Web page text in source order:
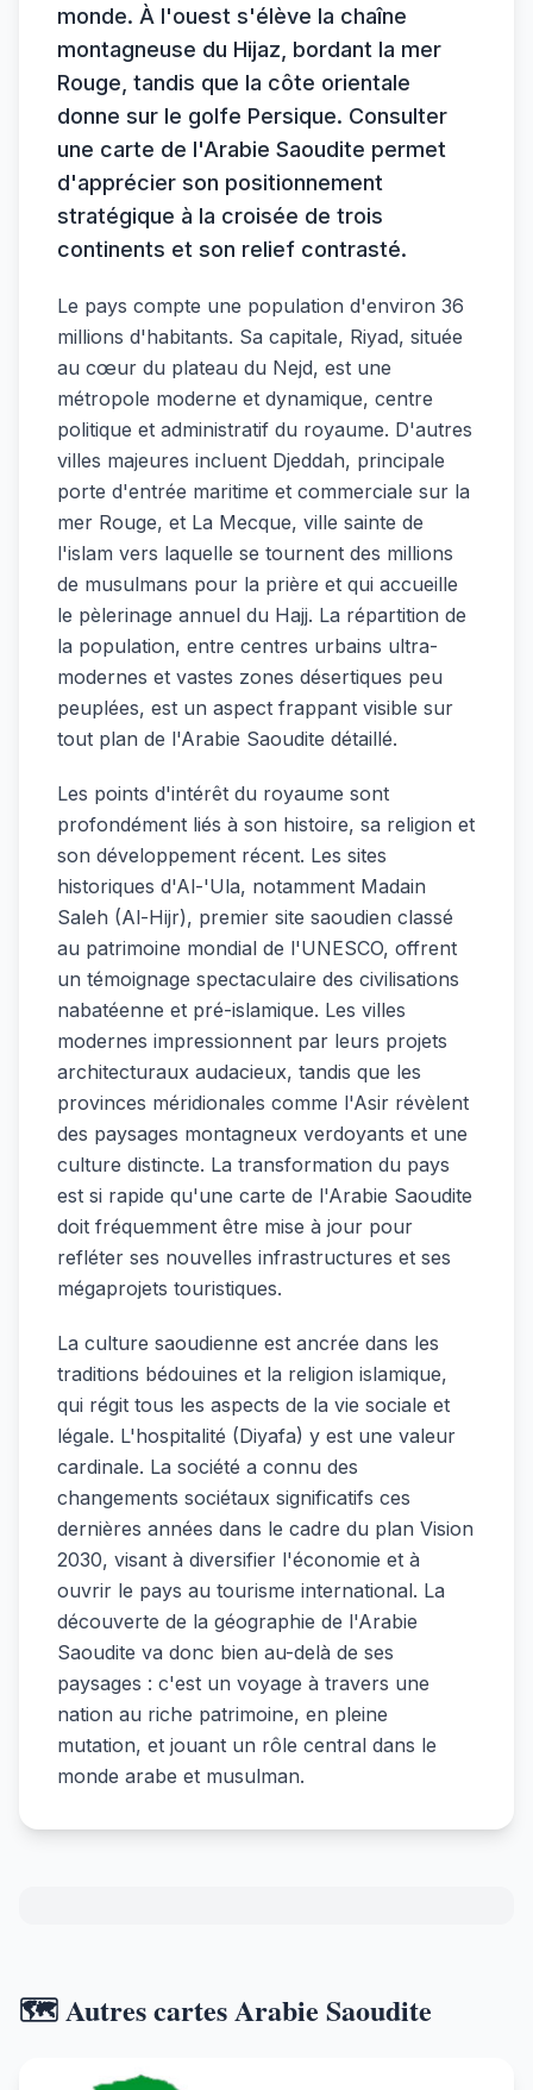
monde. À l'ouest s'élève la chaîne
montagneuse du Hijaz, bordant la mer
Rouge, tandis que la côte orientale
donne sur le golfe Persique. Consulter
une carte de l'Arabie Saoudite permet
d'apprécier son positionnement
stratégique à la croisée de trois
continents et son relief contrasté.
Le pays compte une population d'environ 36
millions d'habitants. Sa capitale, Riyad, située
au cœur du plateau du Nejd, est une
métropole moderne et dynamique, centre
politique et administratif du royaume. D'autres
villes majeures incluent Djeddah, principale
porte d'entrée maritime et commerciale sur la
mer Rouge, et La Mecque, ville sainte de
l'islam vers laquelle se tournent des millions
de musulmans pour la prière et qui accueille
le pèlerinage annuel du Hajj. La répartition de
la population, entre centres urbains ultra-
modernes et vastes zones désertiques peu
peuplées, est un aspect frappant visible sur
tout plan de l'Arabie Saoudite détaillé.
Les points d'intérêt du royaume sont
profondément liés à son histoire, sa religion et
son développement récent. Les sites
historiques d'Al-'Ula, notamment Madain
Saleh (Al-Hijr), premier site saoudien classé
au patrimoine mondial de l'UNESCO, offrent
un témoignage spectaculaire des civilisations
nabatéenne et pré-islamique. Les villes
modernes impressionnent par leurs projets
architecturaux audacieux, tandis que les
provinces méridionales comme l'Asir révèlent
des paysages montagneux verdoyants et une
culture distincte. La transformation du pays
est si rapide qu'une carte de l'Arabie Saoudite
doit fréquemment être mise à jour pour
refléter ses nouvelles infrastructures et ses
mégaprojets touristiques.
La culture saoudienne est ancrée dans les
traditions bédouines et la religion islamique,
qui régit tous les aspects de la vie sociale et
légale. L'hospitalité (Diyafa) y est une valeur
cardinale. La société a connu des
changements sociétaux significatifs ces
dernières années dans le cadre du plan Vision
2030, visant à diversifier l'économie et à
ouvrir le pays au tourisme international. La
découverte de la géographie de l'Arabie
Saoudite va donc bien au-delà de ses
paysages : c'est un voyage à travers une
nation au riche patrimoine, en pleine
mutation, et jouant un rôle central dans le
monde arabe et musulman.
🗺️ Autres cartes Arabie Saoudite